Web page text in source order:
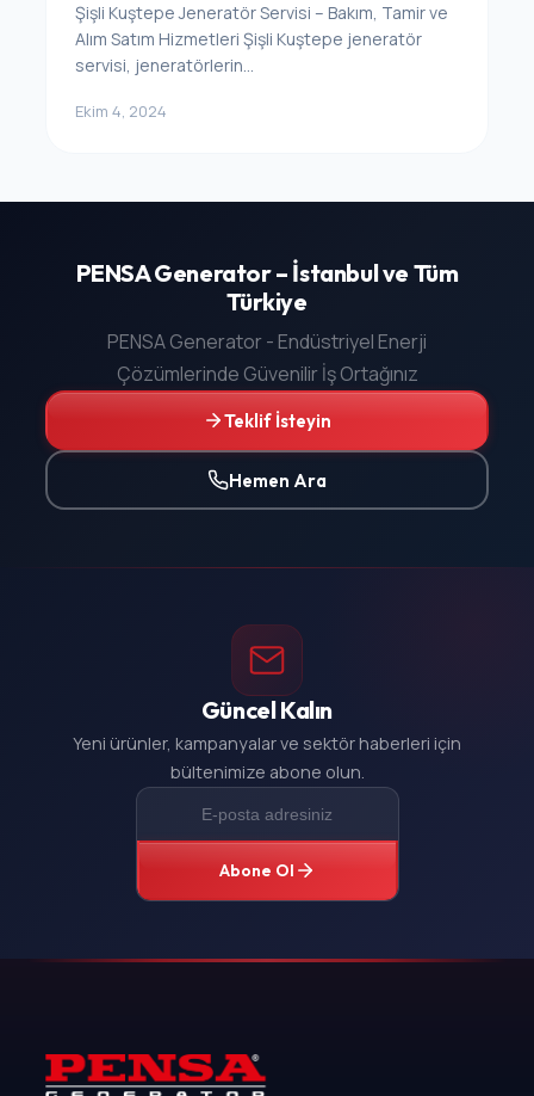
Şişli Kuştepe Jeneratör Servisi – Bakım, Tamir ve
Alım Satım Hizmetleri Şişli Kuştepe jeneratör
servisi, jeneratörlerin...
Ekim 4, 2024
PENSA Generator – İstanbul ve Tüm
Türkiye
PENSA Generator - Endüstriyel Enerji
Çözümlerinde Güvenilir İş Ortağınız
Teklif İsteyin
Hemen Ara
Güncel Kalın
Yeni ürünler, kampanyalar ve sektör haberleri için
bültenimize abone olun.
Abone Ol